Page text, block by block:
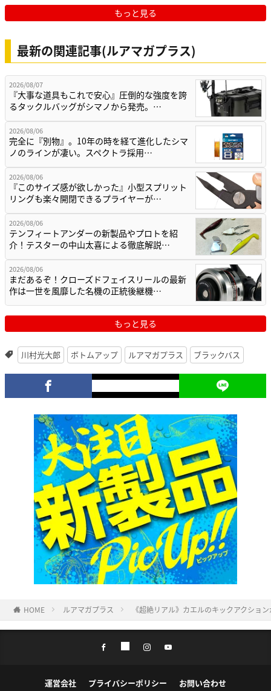
もっと見る
最新の関連記事(ルアマガプラス)
2026/08/07
『大事な道具もこれで安心』圧倒的な強度を誇
るタックルバッグがシマノから発売。…
2026/08/06
完全に『別物』。10年の時を経て進化したシマ
ノのラインが凄い。スペクトラ採用…
2026/08/06
『このサイズ感が欲しかった』小型スプリット
リングも楽々開閉できるプライヤーが…
2026/08/06
テンフィートアンダーの新製品やプロトを紹
介！テスターの中山太喜による徹底解説…
2026/08/06
まだあるぞ！クローズドフェイスリールの最新
作は一世を風靡した名機の正統後継機…
もっと見る
川村光大郎 ボトムアップ ルアマガプラス ブラックバス
HOME ルアマガプラス 《超絶リアル》カエルのキックアクショ
運営会社 プライバシーポリシー お問い合わせ